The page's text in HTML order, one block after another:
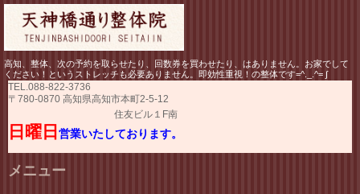
高知、整体、次の予約を取らせたり、回数券を買わせたり、はありません。お家でして
ください！というストレッチも必要ありません。即効性重視！の整体です=^._.^= ∫
TEL.088-822-3736
〒780-0870 高知県高知市本町2-5-12
住友ビル１F南
日曜日 営業いたしております。
メニュー